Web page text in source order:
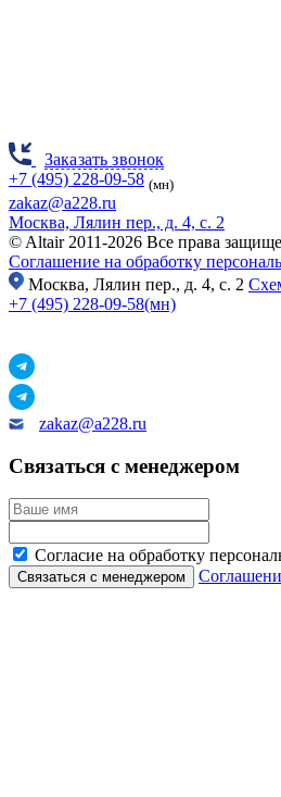
Заказать звонок
+7 (495) 228-09-58 (мн)
zakaz@a228.ru
Москва, Лялин пер., д. 4, с. 2
© Altair 2011-2026 Все права
Соглашение на обработку
Москва, Лялин пер., д. 4, с. 2
+7 (495) 228-09-58(мн)
zakaz@a228.ru
Связаться с менеджером
Согласие на обработку